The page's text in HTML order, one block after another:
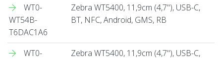
WT0-
WT54B-
T6DAC1A6
Zebra WT5400, 11,9cm (4,7''), USB-C,
BT, NFC, Android, GMS, RB
WT0-
Zebra WT5400, 11,9cm (4,7''), USB-C,